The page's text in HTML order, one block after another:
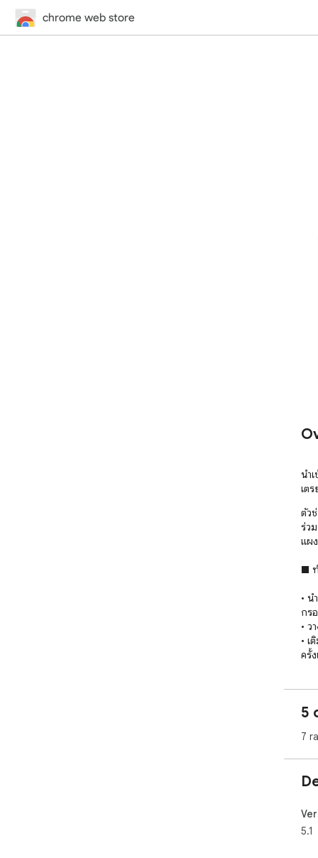
chrome web store
นำ
เต
ตัว
ร่ว
แผ
■ ท
• น
กร
• ว
•
ครั้
คะ
ถ้า
5
7
5.1